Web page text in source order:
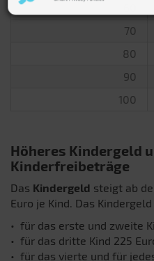
70
80
90
100
Höheres Kindergeld
Kinderfreibeträge
Das Kindergeld steigt ab
Euro je Kind. Das
• für das erste und zweite
• für das dritte Kind 225
• für das vierte und für